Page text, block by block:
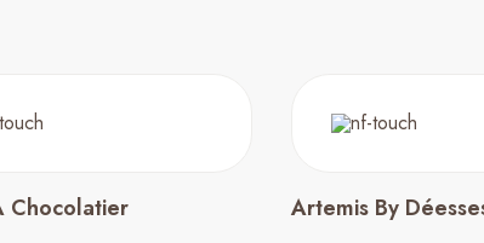
Chocolatier Artemis By